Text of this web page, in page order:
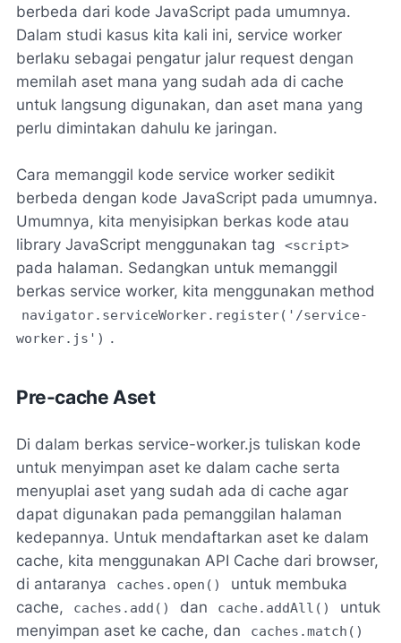
berbeda dari kode JavaScript pada umumnya.
Dalam studi kasus kita kali ini, service worker
berlaku sebagai pengatur jalur request dengan
memilah aset mana yang sudah ada di cache
untuk langsung digunakan, dan aset mana yang
perlu dimintakan dahulu ke jaringan.
Cara memanggil kode service worker sedikit
berbeda dengan kode JavaScript pada umumnya.
Umumnya, kita menyisipkan berkas kode atau
library JavaScript menggunakan tag
<script>
pada halaman. Sedangkan untuk memanggil
berkas service worker, kita menggunakan method
navigator.serviceWorker.register('/service-
worker.js') .
Pre-cache Aset
Di dalam berkas service-worker.js tuliskan kode
untuk menyimpan aset ke dalam cache serta
menyuplai aset yang sudah ada di cache agar
dapat digunakan pada pemanggilan halaman
kedepannya. Untuk mendaftarkan aset ke dalam
cache, kita menggunakan API Cache dari browser,
di antaranya
caches.open()
untuk membuka
cache,
caches.add() dan cache.addAll()
untuk
menyimpan aset ke cache, dan
caches.match()